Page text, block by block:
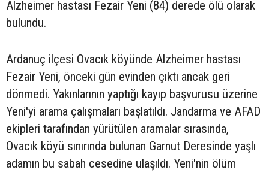
Alzheimer hastası Fezair Yeni (84) derede ölü olarak
bulundu.
Ardanuç ilçesi Ovacık köyünde Alzheimer hastası
Fezair Yeni, önceki gün evinden çıktı ancak geri
dönmedi. Yakınlarının yaptığı kayıp başvurusu üzerine
Yeni'yi arama çalışmaları başlatıldı. Jandarma ve AFAD
ekipleri tarafından yürütülen aramalar sırasında,
Ovacık köyü sınırında bulunan Garnut Deresinde yaşlı
adamın bu sabah cesedine ulaşıldı. Yeni'nin ölüm